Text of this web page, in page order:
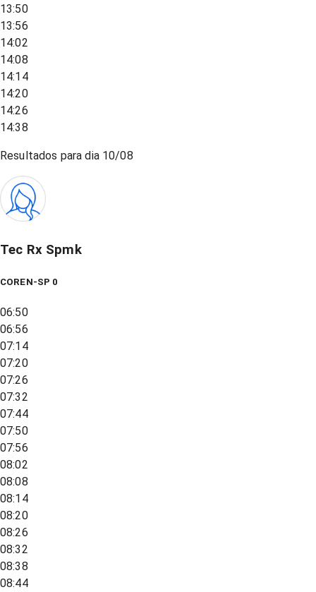
13:50
13:56
14:02
14:08
14:14
14:20
14:26
14:38
Resultados para dia 10/08
Tec Rx Spmk
COREN-SP 0
06:50
06:56
07:14
07:20
07:26
07:32
07:44
07:50
07:56
08:02
08:08
08:14
08:20
08:26
08:32
08:38
08:44